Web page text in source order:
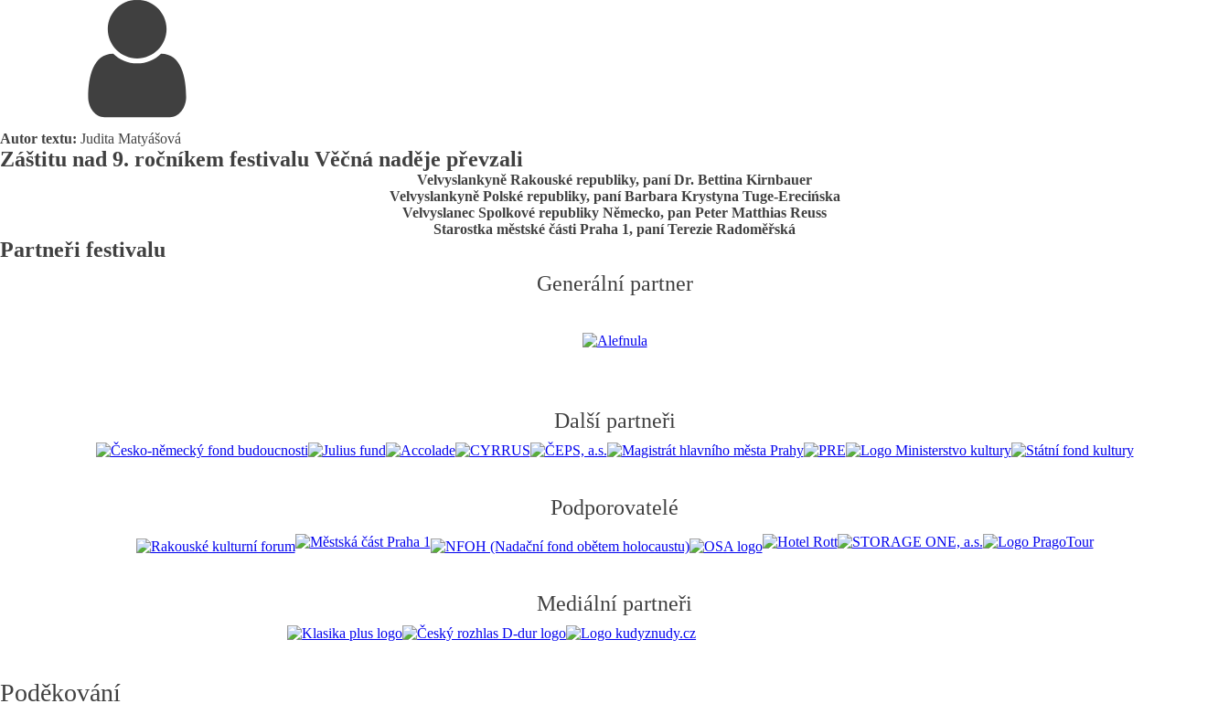
Autor textu: Judita Matyášová
Záštitu nad 9. ročníkem festivalu Věčná naděje převzali
Velvyslankyně Rakouské republiky, paní Dr. Bettina Kirnbauer
Velvyslankyně Polské republiky, paní Barbara Krystyna Tuge-Erecińska
Velvyslanec Spolkové republiky Německo, pan Peter Matthias Reuss
Starostka městské části Praha 1, paní Terezie Radoměřská
Partneři festivalu
Generální partner
Další partneři
Podporovatelé
Mediální partneři
Poděkování